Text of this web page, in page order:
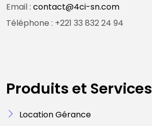
Email : contact@4ci-sn.com
Téléphone : +221 33 832 24 94
Produits et Services
Location Gérance